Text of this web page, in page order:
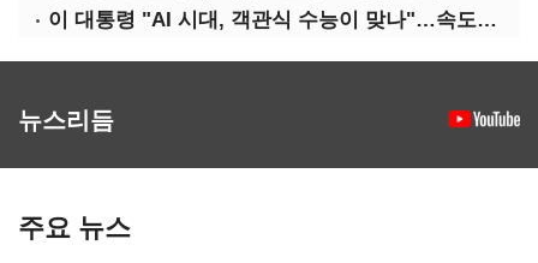
이 대통령 "AI 시대, 객관식 수능이 맞나"…속도전 '경계'
뉴스리듬
주요 뉴스